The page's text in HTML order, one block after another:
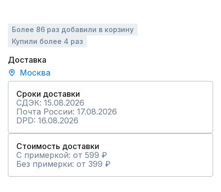
Более 86 раз добавили в корзину
Купили более 4 раз
Доставка
Москва
Сроки доставки
СДЭК: 15.08.2026
Почта России: 17.08.2026
DPD: 16.08.2026
Стоимость доставки
С примеркой: от 599 ₽
Без примерки: от 399 ₽